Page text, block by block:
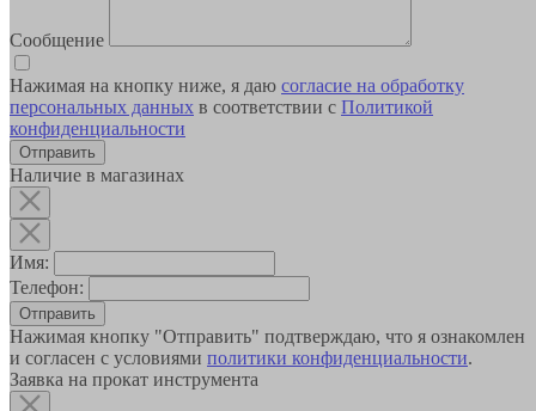
Сообщение
Нажимая на кнопку ниже, я даю согласие на обработку
персональных данных в соответствии с Политикой
конфиденциальности
Наличие в магазинах
Имя:
Телефон:
Отправить
Нажимая кнопку "Отправить" подтверждаю, что я ознакомлен
и согласен с условиями политики конфиденциальности.
Заявка на прокат инструмента